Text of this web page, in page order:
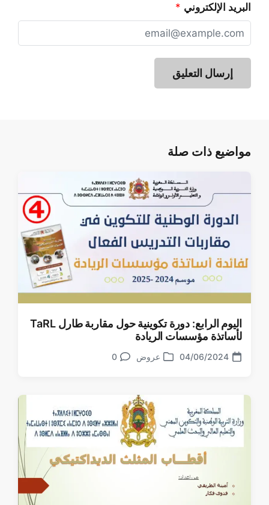
البريد الإلكتروني *
مواضيع ذات صلة
اليوم الرابع: دورة تكوينية حول مقاربة طارل TaRL
لأساتذة مؤسسات الريادة
تاريخ04/06/2024 نشرعروض 0